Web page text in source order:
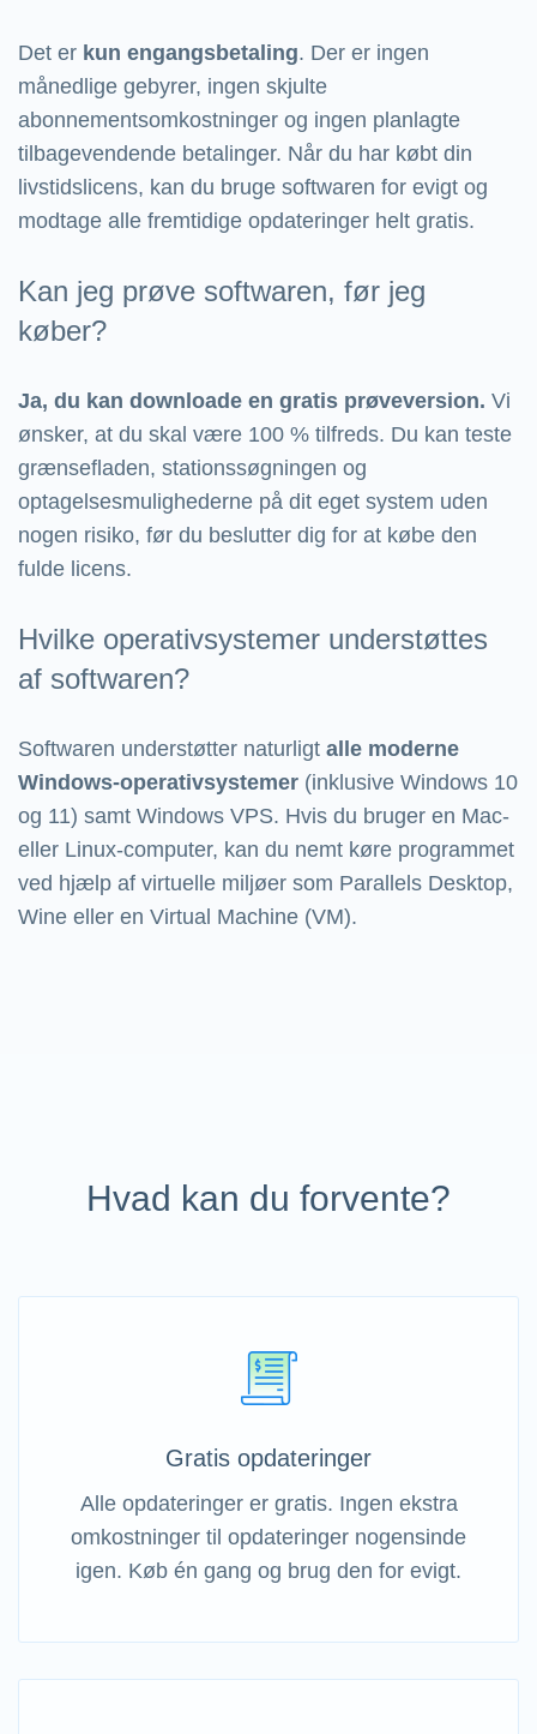
Det er kun engangsbetaling. Der er ingen
månedlige gebyrer, ingen skjulte
abonnementsomkostninger og ingen planlagte
tilbagevendende betalinger. Når du har købt din
livstidslicens, kan du bruge softwaren for evigt og
modtage alle fremtidige opdateringer helt gratis.
Kan jeg prøve softwaren, før jeg
køber?
Ja, du kan downloade en gratis prøveversion. Vi
ønsker, at du skal være 100 % tilfreds. Du kan teste
grænsefladen, stationssøgningen og
optagelsesmulighederne på dit eget system uden
nogen risiko, før du beslutter dig for at købe den
fulde licens.
Hvilke operativsystemer understøttes
af softwaren?
Softwaren understøtter naturligt alle moderne
Windows-operativsystemer (inklusive Windows 10
og 11) samt Windows VPS. Hvis du bruger en Mac-
eller Linux-computer, kan du nemt køre programmet
ved hjælp af virtuelle miljøer som Parallels Desktop,
Wine eller en Virtual Machine (VM).
Hvad kan du forvente?
Gratis opdateringer
Alle opdateringer er gratis. Ingen ekstra
omkostninger til opdateringer nogensinde
igen. Køb én gang og brug den for evigt.